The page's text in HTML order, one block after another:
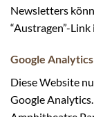
Newsletters
“Austragen”-
Google Analytics
Diese Website
Google